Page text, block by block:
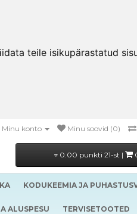
teile isikupärastatud
Minu konto Minu soovid (0)
0.00 punkti 21-st |
KODUKEEMIA JA
ALUSPESU TERVISETOOTED